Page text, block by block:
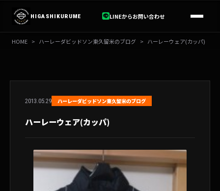
ス
HIGASHIKURUME LINEからお問い合わせ
HOME > ハーレーダビッドソン東久留米のブログ > ハーレーウェア(カッパ)
2013.05.29 ハーレーダビッドソン東久留米のブログ
ハーレーウェア(カッパ)